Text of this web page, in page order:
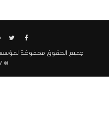
جميع الحقوق محفوظة لمؤسسة
© 2017